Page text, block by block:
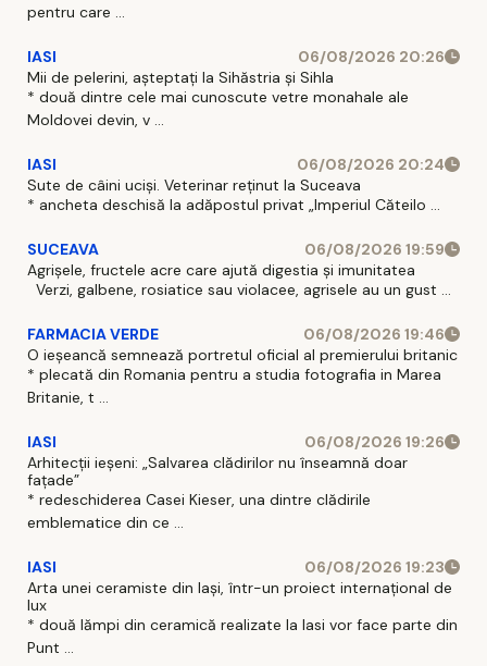
pentru care ...
IASI
06/08/2026 20:26
Mii de pelerini, așteptați la Sihăstria și Sihla
* două dintre cele mai cunoscute vetre monahale ale
Moldovei devin, v ...
IASI
06/08/2026 20:24
Sute de câini uciși. Veterinar reținut la Suceava
* ancheta deschisă la adăpostul privat „Imperiul Căteilo ...
SUCEAVA
06/08/2026 19:59
Agrișele, fructele acre care ajută digestia și imunitatea
Verzi, galbene, rosiatice sau violacee, agrisele au un gust ...
FARMACIA VERDE
06/08/2026 19:46
O ieșeancă semnează portretul oficial al premierului britanic
* plecată din Romania pentru a studia fotografia in Marea
Britanie, t ...
IASI
06/08/2026 19:26
Arhitecții ieșeni: „Salvarea clădirilor nu înseamnă doar
fațade”
* redeschiderea Casei Kieser, una dintre clădirile
emblematice din ce ...
IASI
06/08/2026 19:23
Arta unei ceramiste din Iași, într-un proiect internațional de
lux
* două lămpi din ceramică realizate la Iasi vor face parte din
Punt ...